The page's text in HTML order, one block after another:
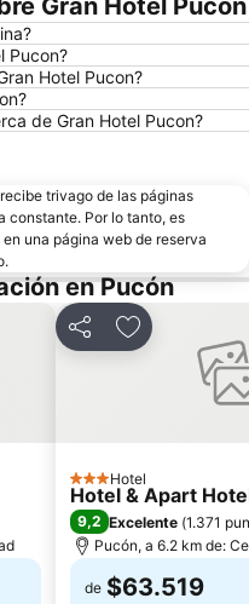
Gran Hotel Pucon
Pucon?
Hotel Pucon?
de Gran Hotel Pucon?
trivago de las páginas
constante. Por lo tanto, es
una página web de reserva
en Pucón
CompartirAgregar a
3 Estrellas
Hotel
Hotel & Apart
9,2 Excelente (1.371
Pucón, a 6.2 km de:
de $63.519